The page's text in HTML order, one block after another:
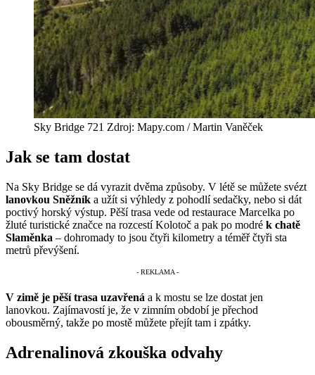
Sky Bridge 721 Zdroj: Mapy.com / Martin Vaněček
Jak se tam dostat
Na Sky Bridge se dá vyrazit dvěma způsoby. V létě se můžete svézt
lanovkou Sněžník a užít si výhledy z pohodlí sedačky, nebo si dát
poctivý horský výstup. Pěší trasa vede od restaurace Marcelka po
žluté turistické značce na rozcestí Kolotoč a pak po modré k chatě
Slaměnka – dohromady to jsou čtyři kilometry a téměř čtyři sta
metrů převýšení.
V zimě je pěší trasa uzavřená a k mostu se lze dostat jen
lanovkou. Zajímavostí je, že v zimním období je přechod
obousměrný, takže po mostě můžete přejít tam i zpátky.
Adrenalinová zkouška odvahy